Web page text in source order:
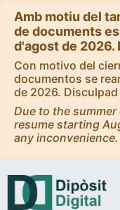
Amb motiu del
de documents
d'agost de 2026.
Con motivo del
documentos se
de 2026.
Due to the
resume starting
any inconvenience.